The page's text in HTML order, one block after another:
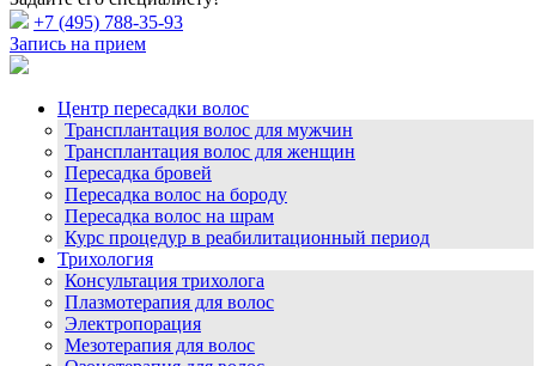
+7 (495) 788-35-93
Запись на прием
Центр пересадки волос
Трансплантация волос для мужчин
Трансплантация волос для женщин
Пересадка бровей
Пересадка волос на бороду
Пересадка волос на шрам
Курс процедур в реабилитационный период
Трихология
Консультация трихолога
Плазмотерапия для волос
Электропорация
Мезотерапия для волос